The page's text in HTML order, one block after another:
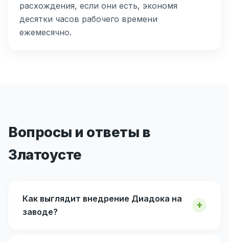
расхождения, если они есть, экономя
десятки часов рабочего времени
ежемесячно.
Вопросы и ответы в
Златоусте
Как выглядит внедрение Диадока на
заводе?